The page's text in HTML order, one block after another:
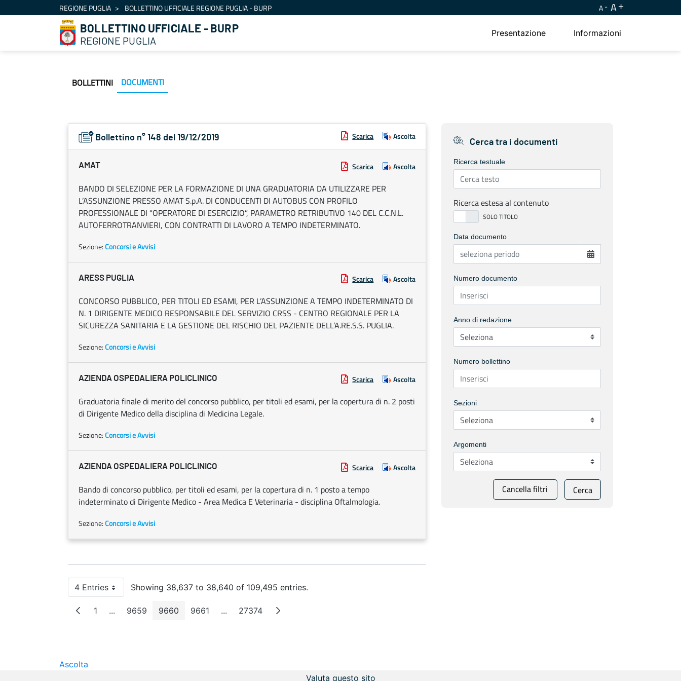
Skip to ContentREGIONE PUGLIA BOLLETTINO UFFICIALE REGIONE PUGLIA - BURP A A
BOLLETTINO UFFICIALE - BURP
REGIONE PUGLIA
Presentazione Informazioni
BOLLETTINI DOCUMENTI
Bollettino n° 148 del 19/12/2019 Scarica Ascolta
AMAT Scarica Ascolta
BANDO DI SELEZIONE PER LA FORMAZIONE DI UNA GRADUATORIA DA UTILIZZARE PER
L’ASSUNZIONE PRESSO AMAT S.p.A. DI CONDUCENTI DI AUTOBUS CON PROFILO
PROFESSIONALE DI “OPERATORE DI ESERCIZIO”, PARAMETRO RETRIBUTIVO 140 DEL C.C.N.L.
AUTOFERROTRANVIERI, CON CONTRATTI DI LAVORO A TEMPO INDETERMINATO.
Sezione:Concorsi e Avvisi
ARESS PUGLIA Scarica Ascolta
CONCORSO PUBBLICO, PER TITOLI ED ESAMI, PER L’ASSUNZIONE A TEMPO INDETERMINATO DI
N. 1 DIRIGENTE MEDICO RESPONSABILE DEL SERVIZIO CRSS - CENTRO REGIONALE PER LA
SICUREZZA SANITARIA E LA GESTIONE DEL RISCHIO DEL PAZIENTE DELL’A.RE.S.S. PUGLIA.
Sezione:Concorsi e Avvisi
AZIENDA OSPEDALIERA POLICLINICO Scarica Ascolta
Graduatoria finale di merito del concorso pubblico, per titoli ed esami, per la copertura di n. 2 posti
di Dirigente Medico della disciplina di Medicina Legale.
Sezione:Concorsi e Avvisi
AZIENDA OSPEDALIERA POLICLINICO Scarica Ascolta
Bando di concorso pubblico, per titoli ed esami, per la copertura di n. 1 posto a tempo
indeterminato di Dirigente Medico - Area Medica E Veterinaria - disciplina Oftalmologia.
Sezione:Concorsi e Avvisi
4 EntriesPer PageShowing 38,637 to 38,640 of 109,495 entries.
Page
1 ...Intermediate Pages
Page
9659 Page
9660 Page
9661 ...Intermediate Pages
Page
27374
Cerca tra i documenti
Ricerca testuale
Ricerca estesa al contenuto
Data documento
Numero documento
Anno di redazione
Numero bollettino
Sezioni
Argomenti
Cancella filtri Cerca
Ascolta
Valuta questo sito